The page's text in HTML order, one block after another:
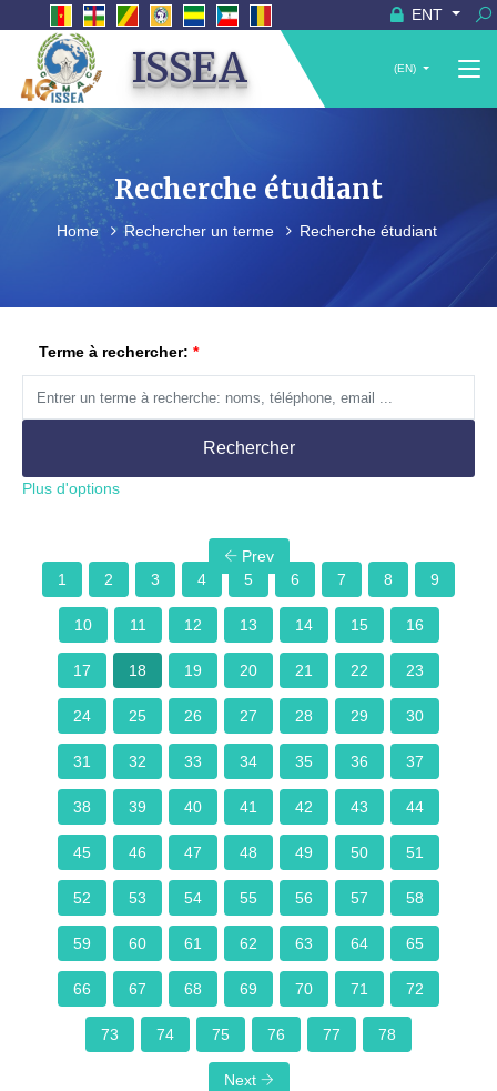
ENT
ISSEA (EN)
Recherche étudiant
Home Rechercher un terme Recherche étudiant
Terme à rechercher:
Rechercher
Plus d'options
Prev
1
2 3 4 5 6 7 8 9
10 11 12 13 14 15 16
17 18 19 20 21 22 23
24 25 26 27 28 29 30
31 32 33 34 35 36 37
38 39 40 41 42 43 44
45 46 47 48 49 50 51
52 53 54 55 56 57 58
59 60 61 62 63 64 65
66 67 68 69 70 71 72
73 74 75 76 77 78
Next